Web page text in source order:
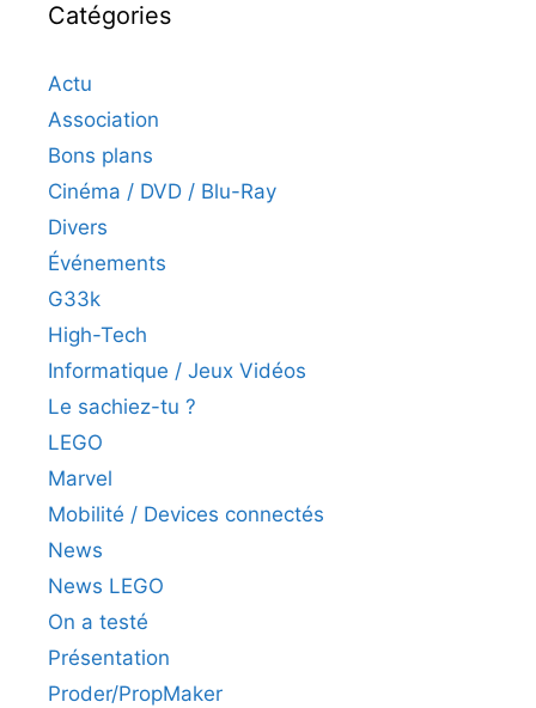
Catégories
Actu
Association
Bons plans
Cinéma / DVD / Blu-Ray
Divers
Événements
G33k
High-Tech
Informatique / Jeux Vidéos
Le sachiez-tu ?
LEGO
Marvel
Mobilité / Devices connectés
News
News LEGO
On a testé
Présentation
Proder/PropMaker